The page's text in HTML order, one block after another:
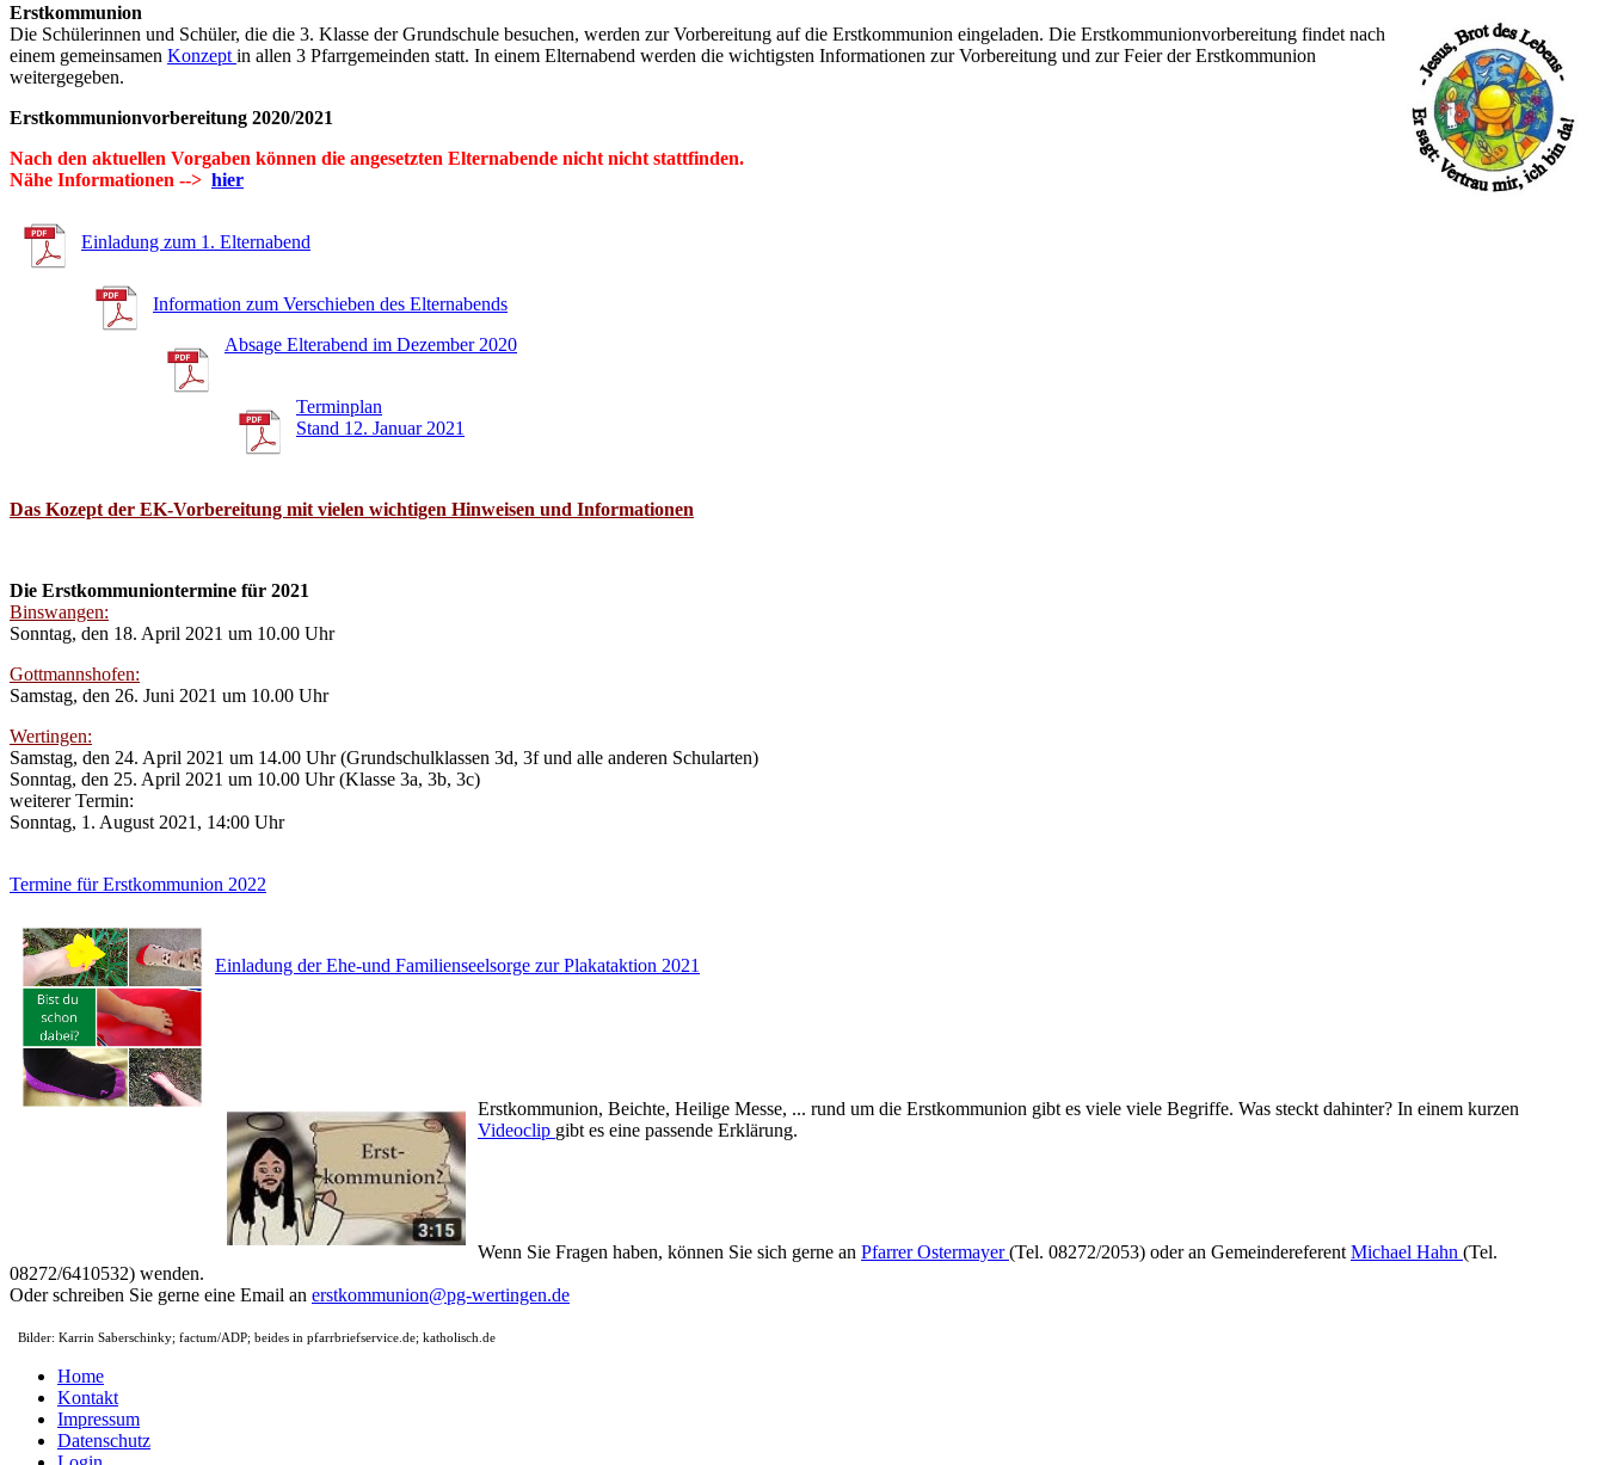
Erstkommunion
Die Schülerinnen und Schüler, die die 3. Klasse der Grundschule besuchen, werden zur Vorbereitung auf die Erstkommunion eingeladen. Die Erstkommunionvorbereitung findet nach
einem gemeinsamen Konzept in allen 3 Pfarrgemeinden statt. In einem Elternabend werden die wichtigsten Informationen zur Vorbereitung und zur Feier der Erstkommunion
weitergegeben.
Erstkommunionvorbereitung 2020/2021
Nach den aktuellen Vorgaben können die angesetzten Elternabende nicht nicht stattfinden.
Nähe Informationen --> hier
Einladung zum 1. Elternabend
Information zum Verschieben des Elternabends
Absage Elterabend im Dezember 2020
Terminplan
Stand 12. Januar 2021
Das Kozept der EK-Vorbereitung mit vielen wichtigen Hinweisen und Informationen
Die Erstkommuniontermine für 2021
Binswangen:
Sonntag, den 18. April 2021 um 10.00 Uhr
Gottmannshofen:
Samstag, den 26. Juni 2021 um 10.00 Uhr
Wertingen:
Samstag, den 24. April 2021 um 14.00 Uhr (Grundschulklassen 3d, 3f und alle anderen Schularten)
Sonntag, den 25. April 2021 um 10.00 Uhr (Klasse 3a, 3b, 3c)
weiterer Termin:
Sonntag, 1. August 2021, 14:00 Uhr
Termine für Erstkommunion 2022
Einladung der Ehe-und Familienseelsorge zur Plakataktion 2021
Erstkommunion, Beichte, Heilige Messe, ... rund um die Erstkommunion gibt es viele viele Begriffe. Was steckt dahinter? In einem kurzen
Videoclip gibt es eine passende Erklärung.
Wenn Sie Fragen haben, können Sie sich gerne an Pfarrer Ostermayer(Tel. 08272/2053) oder an Gemeindereferent Michael Hahn (Tel.
08272/6410532) wenden.
Oder schreiben Sie gerne eine Email an erstkommunion@pg-wertingen.de
Bilder: Karrin Saberschinky; factum/ADP; beides in pfarrbriefservice.de; katholisch.de
Home
Kontakt
Impressum
Datenschutz